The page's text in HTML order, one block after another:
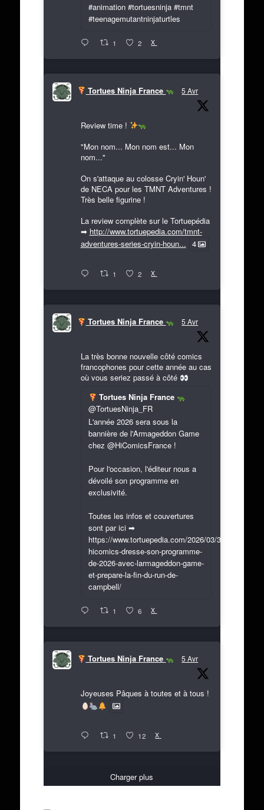
#animation #tortuesninja #tmnt
#teenagemutantninjaturtles
1 2 X
Tortues Ninja France 5 Avr
Review time !
"Mon nom... Mon nom est... Mon
nom..."
On s'attaque au colosse Cryin' Houn'
de NECA pour les TMNT Adventures !
Très belle figurine !
La review complète sur le Tortuepédia
➡ http://www.tortuepedia.com/tmnt-
adventures-series-cryin-houn... 4
1 2 X
Tortues Ninja France 5 Avr
La très bonne nouvelle côté comics
francophones pour cette année au cas
où vous seriez passé à côté
Tortues Ninja France
@TortuesNinja_FR
L'année 2026 sera sous la
bannière de l'Armageddon Game
chez @HiComicsFrance !
Pour l'occasion, l'éditeur nous a
dévoilé son programme en
exclusivité.
Toutes les infos et couvertures
sont par ici ➡
https://www.tortuepedia.com/2026/03/31/exclusif-
hicomics-dresse-son-programme-
de-2026-avec-larmageddon-game-
et-prepare-la-fin-du-run-de-
campbell/
1 6 X
Tortues Ninja France 5 Avr
Joyeuses Pâques à toutes et à tous !
1 12 X
Charger plus